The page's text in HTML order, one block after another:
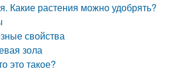
Какие растения можно удобрять?
свойства
зола
это такое?